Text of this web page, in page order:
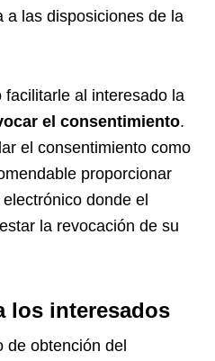
a las disposiciones de la
facilitarle al interesado la
el consentimiento.
el consentimiento como
proporcionar
donde el
la revocación de su
los interesados
de obtención del